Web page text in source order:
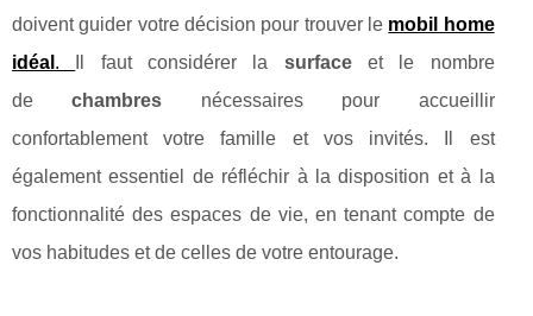
doivent guider votre décision pour trouver le mobil home
idéal . Il faut considérer la surfaceet le nombre
dechambres nécessaires pour accueillir
confortablement votre famille et vos invités. Il est
également essentiel de réfléchir à la disposition et à la
fonctionnalité des espaces de vie, en tenant compte de
vos habitudes et de celles de votre entourage.